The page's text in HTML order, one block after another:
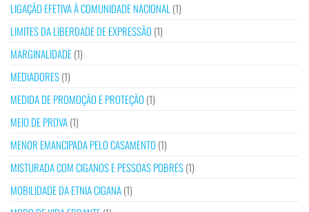
LIGAÇÃO EFETIVA À COMUNIDADE NACIONAL (1)
LIMITES DA LIBERDADE DE EXPRESSÃO (1)
MARGINALIDADE(1)
MEDIADORES(1)
MEDIDA DE PROMOÇÃO E PROTEÇÃO (1)
MEIO DE PROVA(1)
MENOR EMANCIPADA PELO CASAMENTO (1)
MISTURADA COM CIGANOS E PESSOAS POBRES(1)
MOBILIDADE DA ETNIA CIGANA(1)